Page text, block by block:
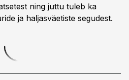
ning juttu tuleb ka
ja haljasväetiste segudest.